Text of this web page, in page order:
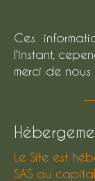
Ces
l'instant,
merci de nous
Le Site est
SAS au
COUPS